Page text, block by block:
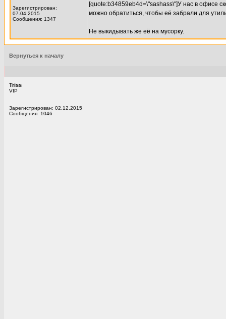
Зарегистрирован:
07.04.2015
Сообщения: 1347
[quote:b34859eb4d=\"sashass\"]У нас в офисе
можно обратиться, чтобы её забрали для
Не выкидывать же её на мусорку.
Вернуться к началу
Triss
VIP
Зарегистрирован: 02.12.2015
Сообщения: 1046